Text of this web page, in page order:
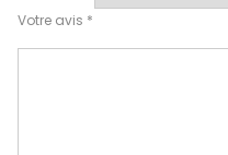
Votre avis *